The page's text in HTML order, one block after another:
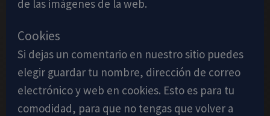
de las imágenes de la web.
Cookies
Si dejas un comentario en nuestro sitio puedes
elegir guardar tu nombre, dirección de correo
electrónico y web en cookies. Esto es para tu
comodidad, para que no tengas que volver a